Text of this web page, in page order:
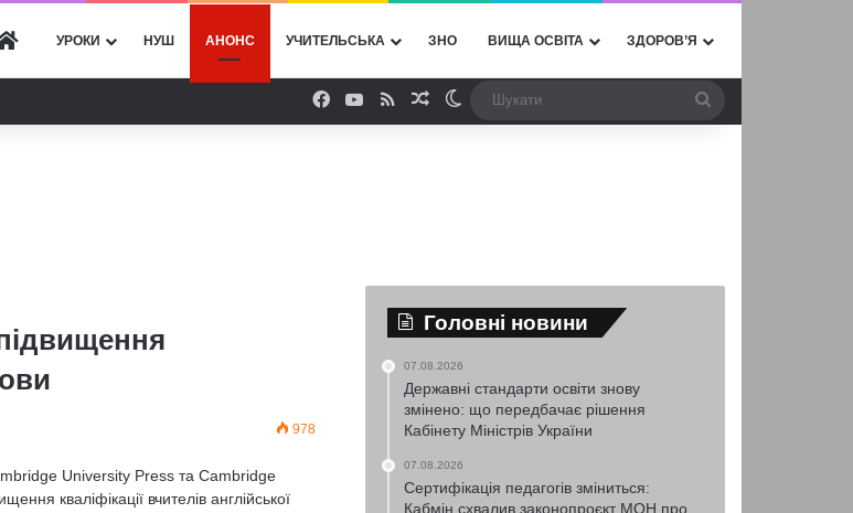
ГОЛОВНА
УРОКИ НУШ АНОНС УЧИТЕЛЬСЬКА ЗНО ВИЩА ОСВІТА ЗДОРОВ’Я
Facebook
YouTube
RSSВипадкова стаття
Switch skin
978
University Press та Cambridge
кваліфікації вчителів англійської
Головні новини
07.08.2026
Державні стандарти освіти знову
змінено: що передбачає рішення
Кабінету Міністрів України
07.08.2026
Сертифікація педагогів зміниться:
Кабмін схвалив законопроєкт МОН про